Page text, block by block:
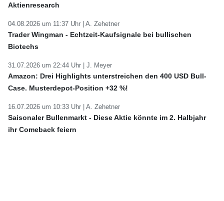
Aktienresearch
04.08.2026 um 11:37 Uhr | A. Zehetner
Trader Wingman - Echtzeit-Kaufsignale bei bullischen
Biotechs
31.07.2026 um 22:44 Uhr | J. Meyer
Amazon: Drei Highlights unterstreichen den 400 USD Bull-
Case. Musterdepot-Position +32 %!
16.07.2026 um 10:33 Uhr | A. Zehetner
Saisonaler Bullenmarkt - Diese Aktie könnte im 2. Halbjahr
ihr Comeback feiern